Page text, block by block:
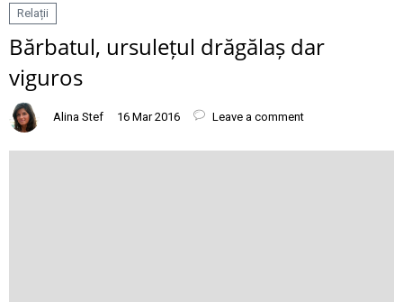
Relații
Bărbatul, ursulețul drăgălaș dar
viguros
Alina Stef 16 Mar 2016 Leave a comment